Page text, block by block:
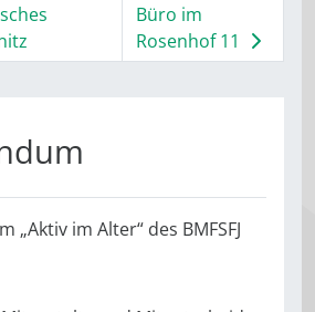
Büro im
Rosenhof 11
„Aktiv im Alter“ des BMFSFJ